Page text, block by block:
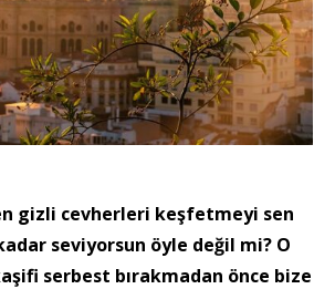
gizli cevherleri keşfetmeyi sen
seviyorsun öyle değil mi? O
serbest bırakmadan önce bize